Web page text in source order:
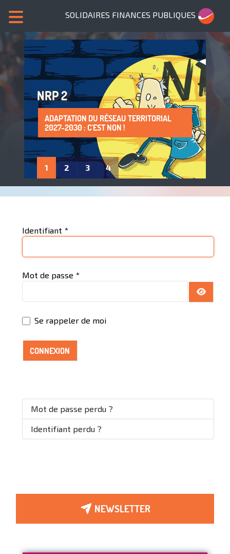
SOLIDAIRES FINANCES PUBLIQUES
NRP 2
ADAPTATION DU RÉSEAU TERRITORIAL
2027-2030 : C'EST NON !
SANS NOUS, PLUS DE SERVICES PUBLICS !
LA PROTECTION DE LA SANTÉ AU TRAVAIL
: UN DROIT À FAIRE VIVRE !
ADHÈRE À SOLIDAIRES FINANCES
PUBLIQUES
1 2 3 4
Identifiant *
Mot de passe *
Se rappeler de moi
CONNEXION
Mot de passe perdu ?
Identifiant perdu ?
NEWSLETTER